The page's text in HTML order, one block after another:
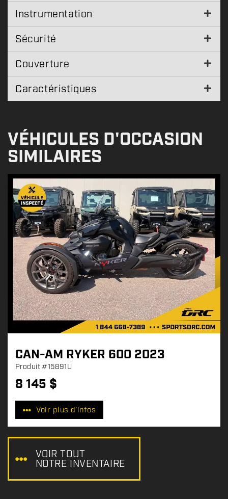
Instrumentation
Sécurité
Couverture
Caractéristiques
VÉHICULES D'OCCASION
SIMILAIRES
CAN-AM RYKER 600 2023
Produit#15891U
P
r
x
8 145 $
Voir plus d'infos
VOIR TOUT
NOTRE INVENTAIRE